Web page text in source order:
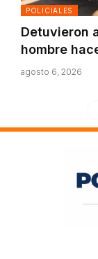
POLICIALES
Detuvieron
hombre
agosto 6, 2026